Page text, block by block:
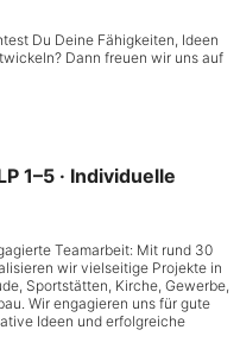
Du Deine Fähigkeiten, Ideen
Dann freuen wir uns auf
1–5 · Individuelle
Teamarbeit: Mit rund 30
wir vielseitige Projekte in
Sportstätten, Kirche, Gewerbe,
Wir engagieren uns für gute
Ideen und erfolgreiche